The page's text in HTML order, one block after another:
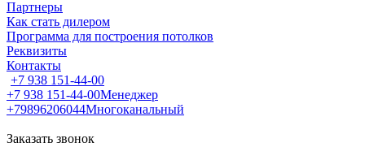
Партнеры
Как стать дилером
Программа для построения потолков
Реквизиты
Контакты
+7 938 151-44-00
+7 938 151-44-00Менеджер
+79896206044Многоканальный
Заказать звонок